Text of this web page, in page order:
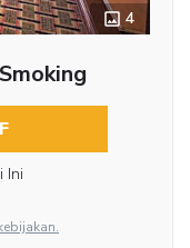
4
Ini